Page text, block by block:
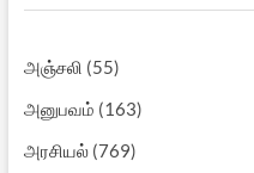
அஞ்சலி (55)
அனுபவம் (163)
அரசியல்(769)